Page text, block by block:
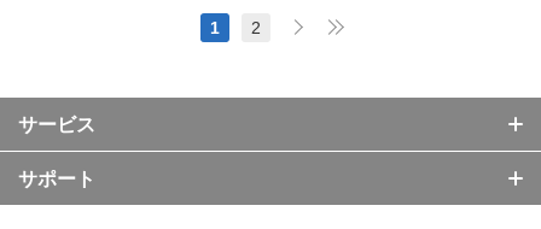
1 2
サービス
サポート